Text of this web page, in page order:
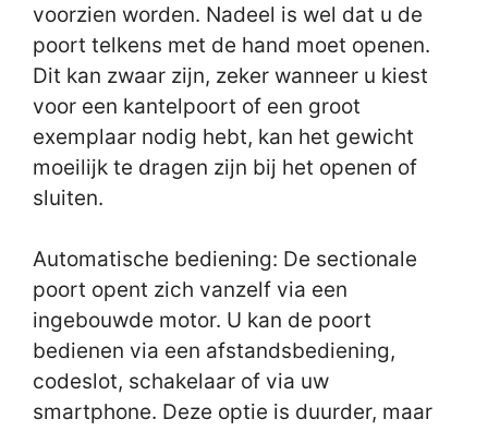
voorzien worden. Nadeel is wel dat u de
poort telkens met de hand moet openen.
Dit kan zwaar zijn, zeker wanneer u kiest
voor een kantelpoort of een groot
exemplaar nodig hebt, kan het gewicht
moeilijk te dragen zijn bij het openen of
sluiten.
Automatische bediening: De sectionale
poort opent zich vanzelf via een
ingebouwde motor. U kan de poort
bedienen via een afstandsbediening,
codeslot, schakelaar of via uw
smartphone. Deze optie is duurder, maar